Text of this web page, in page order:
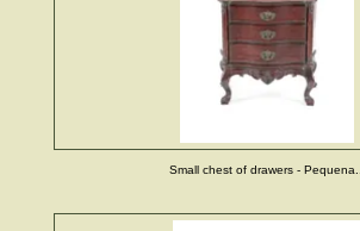
Small chest of drawers - Pequena...